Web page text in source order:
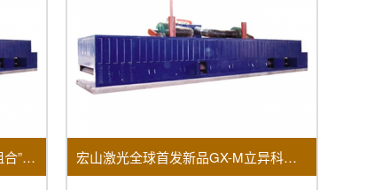
梅雨季节除湿机+烘干机成“保命组合”销量大面积上涨！ 宏山激光全球首发新品GX-M立异科技闪烁2025北京国际机床展